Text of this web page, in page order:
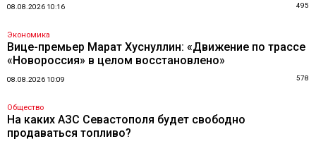
08.08.2026 10:16 495
Экономика
Вице-премьер Марат Хуснуллин: «Движение по трассе
«Новороссия» в целом восстановлено»
08.08.2026 10:09 578
Общество
На каких АЗС Севастополя будет свободно
продаваться топливо?